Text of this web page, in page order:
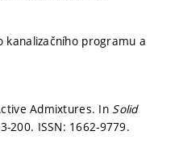
kanalizačního programu a
Admixtures. In Solid
200. ISSN: 1662-9779.